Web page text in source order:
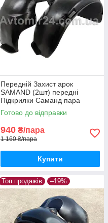
Передній Захист арок
SAMAND (2шт) передні
Підкрилки Саманд пара
передніх
Готово до відправки
940 ₴/пара
1 160 ₴/пара
Купити
Топ продажів –19%